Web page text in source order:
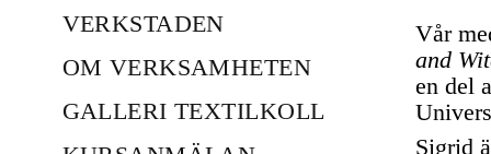
Vår
and
en del
Sigrid
VERKSTADEN
OM VERKSAMHETEN
GALLERI TEXTILKOLL